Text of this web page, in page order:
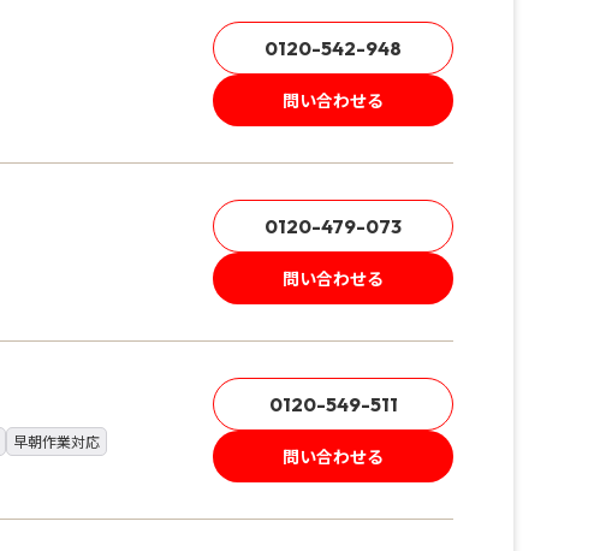
0120-542-948
問い合わせる
0120-479-073
問い合わせる
早朝作業対応
0120-549-511
問い合わせる